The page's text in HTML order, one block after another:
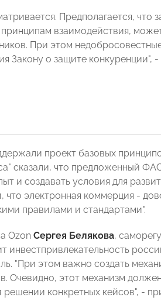
Предполагается, что
взаимодействия,
При этом
Закону о защите конкуренции", -
проект базовых
сказали, что предложенный
и создавать условия для
электронная коммерция -
правилами и стандартами".
Ozon Сергея Белякова,
инвестпривлекательность
"При этом важно создать
Очевидно, этот механизм
конкретных кейсов", -